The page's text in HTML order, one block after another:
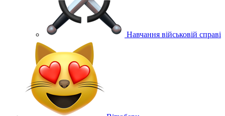
Навчання військовій справі